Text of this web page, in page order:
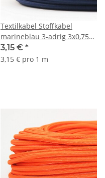
Textilkabel Stoffkabel
marineblau 3-adrig 3x0,75
Gummischlauchleitung 3G
0,75 H03VV-F
3,15 € *
3,15 € pro 1 m